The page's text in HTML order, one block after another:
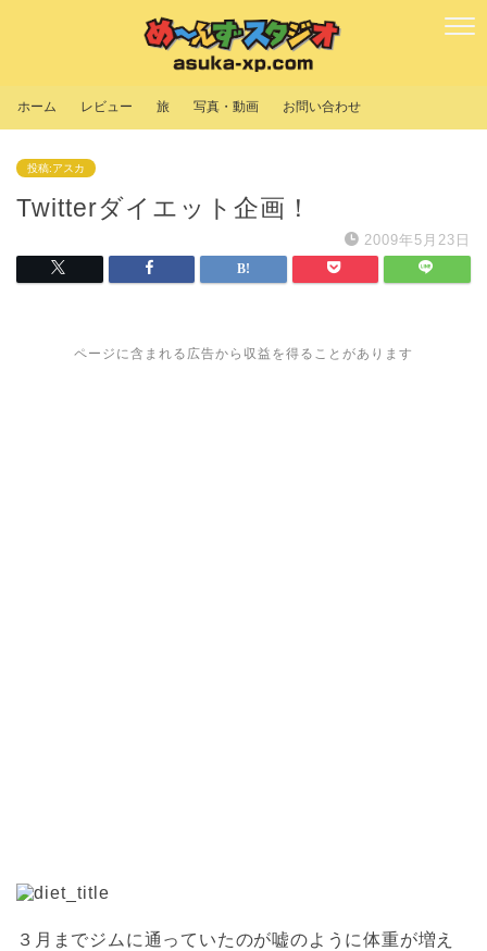
ホーム レビュー 旅 写真・動画 お問い合わせ
投稿:アスカ
Twitterダイエット企画！
2009年5月23日
ページに含まれる広告から収益を得ることがあります
３月までジムに通っていたのが嘘のように体重が増え